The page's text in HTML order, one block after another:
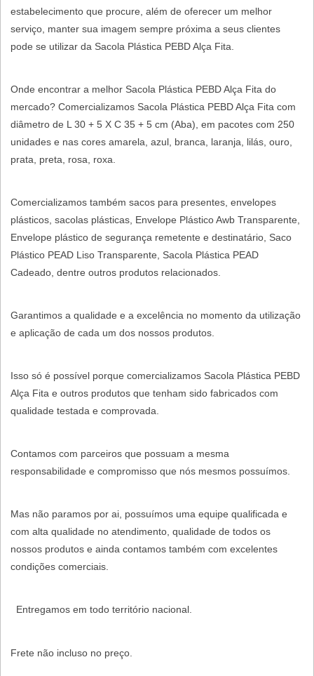
estabelecimento que procure, além de oferecer um melhor
serviço, manter sua imagem sempre próxima a seus clientes
pode se utilizar da Sacola Plástica PEBD Alça Fita.
Onde encontrar a melhor Sacola Plástica PEBD Alça Fita do
mercado? Comercializamos Sacola Plástica PEBD Alça Fita com
diâmetro de L 30 + 5 X C 35 + 5 cm (Aba), em pacotes com 250
unidades e nas cores amarela, azul, branca, laranja, lilás, ouro,
prata, preta, rosa, roxa.
Comercializamos também sacos para presentes, envelopes
plásticos, sacolas plásticas, Envelope Plástico Awb Transparente,
Envelope plástico de segurança remetente e destinatário, Saco
Plástico PEAD Liso Transparente, Sacola Plástica PEAD
Cadeado, dentre outros produtos relacionados.
Garantimos a qualidade e a excelência no momento da utilização
e aplicação de cada um dos nossos produtos.
Isso só é possível porque comercializamos Sacola Plástica PEBD
Alça Fita e outros produtos que tenham sido fabricados com
qualidade testada e comprovada.
Contamos com parceiros que possuam a mesma
responsabilidade e compromisso que nós mesmos possuímos.
Mas não paramos por ai, possuímos uma equipe qualificada e
com alta qualidade no atendimento, qualidade de todos os
nossos produtos e ainda contamos também com excelentes
condições comerciais.
Entregamos em todo território nacional.
Frete não incluso no preço.